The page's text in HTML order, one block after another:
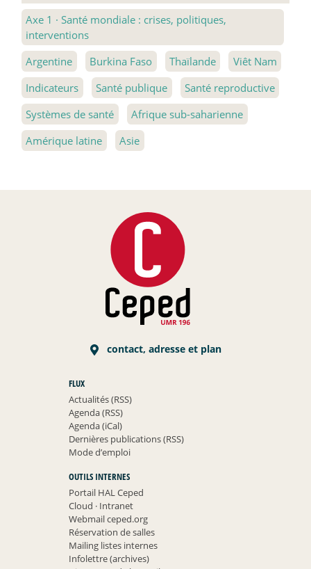
Axe 1 · Santé mondiale : crises, politiques,
interventions
Argentine
Burkina Faso Thaïlande
Viêt Nam
Indicateurs
Santé publique
Santé reproductive
Systèmes de santé
Afrique sub-saharienne
Amérique latine
Asie
contact, adresse et plan
FLUX
Actualités (RSS)
Agenda (RSS)
Agenda (iCal)
Dernières publications (RSS)
Mode d’emploi
OUTILS INTERNES
Portail HAL Ceped
Cloud ·Intranet
Webmail ceped.org
Réservation de salles
Mailing listes internes
Infolettre (archives)